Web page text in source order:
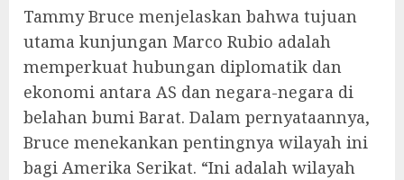
Tammy Bruce menjelaskan bahwa tujuan
utama kunjungan Marco Rubio adalah
memperkuat hubungan diplomatik dan
ekonomi antara AS dan negara-negara di
belahan bumi Barat. Dalam pernyataannya,
Bruce menekankan pentingnya wilayah ini
bagi Amerika Serikat. “Ini adalah wilayah